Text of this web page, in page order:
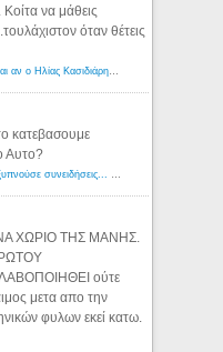
Κοίτα να μάθεις
όταν θέτεις
κατεβασουμε
Αυτο?
ΧΩΡΙΟ ΤΗΣ ΜΑΝΗΣ.
ούτε
μετα απο την
φυλων εκεί κατω.